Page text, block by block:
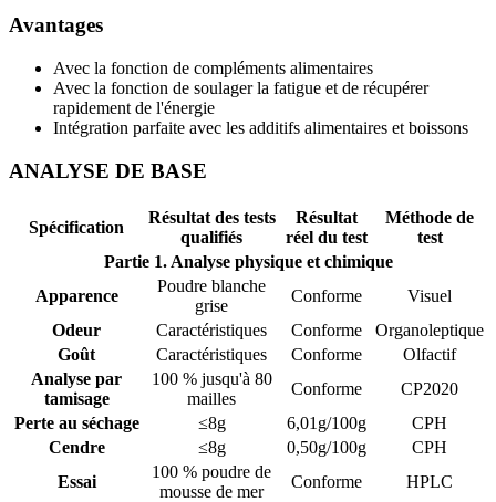
Avantages
Avec la fonction de compléments alimentaires
Avec la fonction de soulager la fatigue et de récupérer
rapidement de l'énergie
Intégration parfaite avec les additifs alimentaires et boissons
ANALYSE DE BASE
Spécification
Résultat des tests
qualifiés
Résultat
réel du test
Méthode de
test
Partie 1. Analyse physique et chimique
Apparence
Poudre blanche
grise
Conforme
Visuel
Odeur
Caractéristiques Conforme
Organoleptique
Goût
Caractéristiques Conforme
Olfactif
Analyse par
tamisage
100 % jusqu'à 80
mailles
Conforme
CP2020
Perte au séchage
≤8g 6,01g/100g
CPH
Cendre
≤8g 0,50g/100g
CPH
Essai
100 % poudre de
mousse de mer
Conforme
HPLC